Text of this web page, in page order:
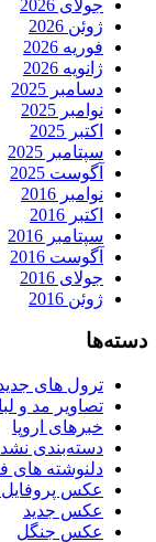
جولای 2026
ژوئن 2026
فوریه 2026
ژانویه 2026
دسامبر 2025
نوامبر 2025
اکتبر 2025
سپتامبر 2025
آگوست 2025
نوامبر 2016
اکتبر 2016
سپتامبر 2016
آگوست 2016
جولای 2016
ژوئن 2016
دسته‌ها
ترول های
تصاویر مد و
خبرهای اروپا
دسته‌بندی
دلنوشته های
عکس پروفایل
عکس جدید
عکس جنگل